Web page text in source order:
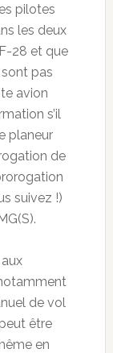
pilotes
les deux
28 et que
sont pas
avion
s’il
planeur
de
suivez !)
de vol
être
en